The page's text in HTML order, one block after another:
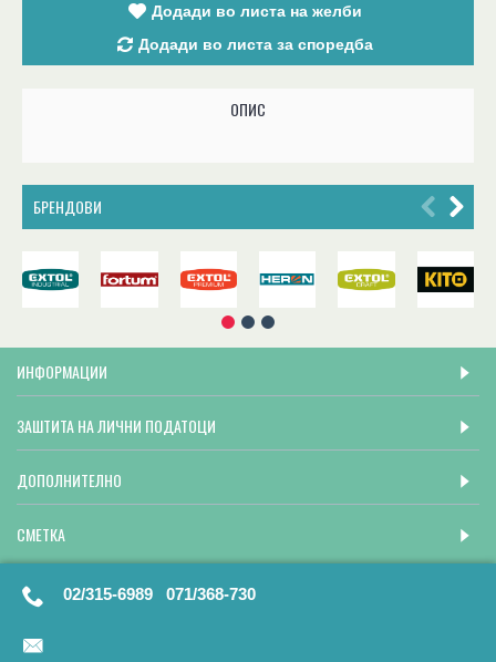
Додади во листа на желби
Додади во листа за споредба
ОПИС
БРЕНДОВИ
ИНФОРМАЦИИ
ЗАШТИТА НА ЛИЧНИ ПОДАТОЦИ
ДОПОЛНИТЕЛНО
СМЕТКА
02/315-6989 071/368-730